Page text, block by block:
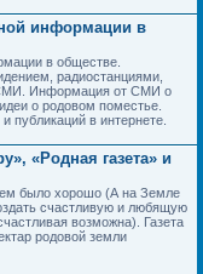
информации в
в обществе.
радиостанциями,
Информация от СМИ о
о родовом поместье.
в интернете.
«Родная газета» и
было хорошо (А на Земле
счастливую и любящую
возможна). Газета
родовой земли